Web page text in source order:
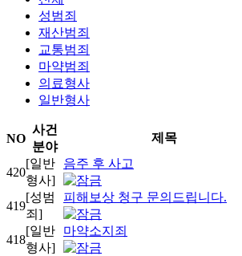
성범죄
재산범죄
교통범죄
마약범죄
의료형사
일반형사
NO
사건
분야
제목
420
[일반
형사]
음주 후 사고
419
[성범
죄]
피해보상 청구 문의드립니다.
418
[일반
형사]
마약소지죄